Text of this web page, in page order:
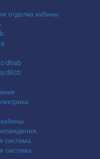
отделка кабины
d6ab
d6cb
система
система